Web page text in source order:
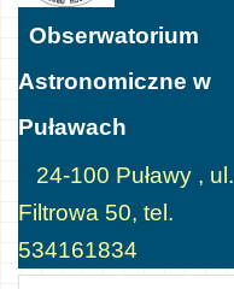
Obserwatorium
Astronomiczne w
Puławach
24-100 Puławy , ul.
Filtrowa 50, tel.
534161834